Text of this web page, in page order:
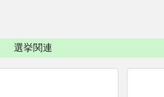
選挙関連